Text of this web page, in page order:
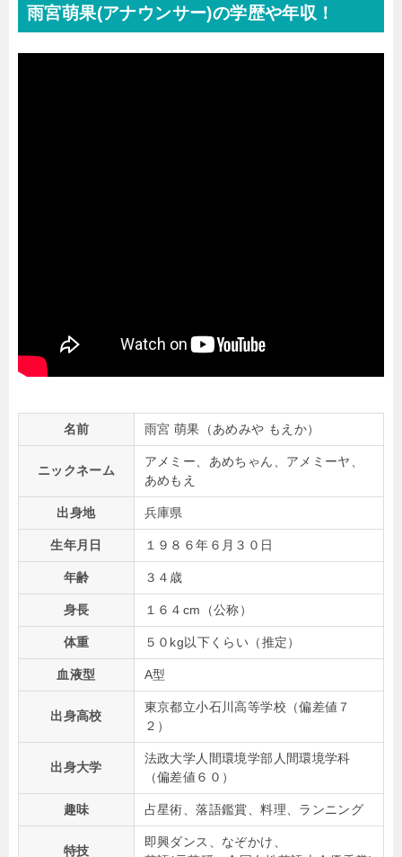
雨宮萌果(アナウンサー)の学歴や年収！
名前 雨宮 萌果（あめみや もえか）
ニックネーム
アメミー、あめちゃん、アメミーヤ、
あめもえ
出身地 兵庫県
生年月日 １９８６年６月３０日
年齢 ３４歳
身長 １６４cm（公称）
体重 ５０kg以下くらい（推定）
血液型 A型
出身高校
東京都立小石川高等学校（偏差値７
２）
出身大学
法政大学人間環境学部人間環境学科
（偏差値６０）
趣味 占星術、落語鑑賞、料理、ランニング
特技
即興ダンス、なぞかけ、